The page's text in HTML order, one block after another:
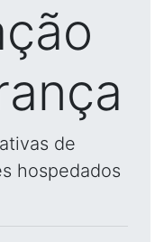
de
hospedados